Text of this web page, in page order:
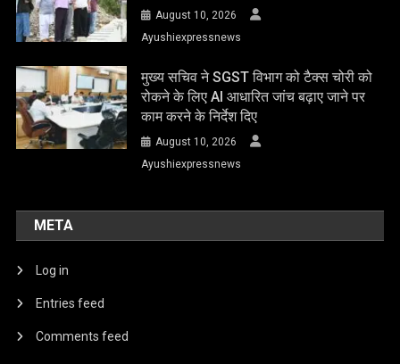
August 10, 2026
Ayushiexpressnews
मुख्य सचिव ने SGST विभाग को टैक्स चोरी को
रोकने के लिए AI आधारित जांच बढ़ाए जाने पर
काम करने के निर्देश दिए
August 10, 2026
Ayushiexpressnews
META
Log in
Entries feed
Comments feed